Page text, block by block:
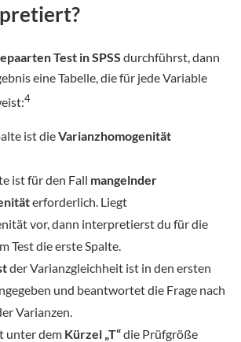
Test in SPSS durchführst, dann
eine Tabelle, die für jede Variable
4
ist dieVarianzhomogenität
ist für den Fall mangelnder
erforderlich. Liegt
vor, dann interpretierst du für die
Test die erste Spalte.
der Varianzgleichheit ist in den ersten
und beantwortet die Frage nach
Varianzen.
unter dem Kürzel „T“die Prüfgröße